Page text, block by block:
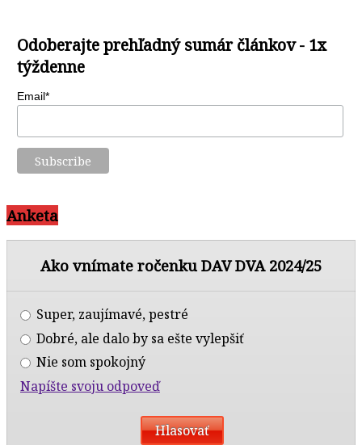
Odoberajte prehľadný sumár článkov - 1x
týždenne
Email*
Anketa
Ako vnímate ročenku DAV DVA 2024/25
Super, zaujímavé, pestré
Dobré, ale dalo by sa ešte vylepšiť
Nie som spokojný
Napíšte svoju odpoveď